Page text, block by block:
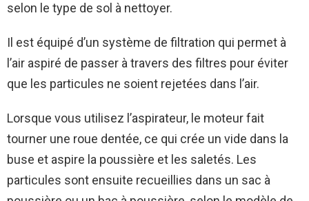
selon le type de sol à nettoyer.
Il est équipé d’un système de filtration qui permet à
l’air aspiré de passer à travers des filtres pour éviter
que les particules ne soient rejetées dans l’air.
Lorsque vous utilisez l’aspirateur, le moteur fait
tourner une roue dentée, ce qui crée un vide dans la
buse et aspire la poussière et les saletés. Les
particules sont ensuite recueillies dans un sac à